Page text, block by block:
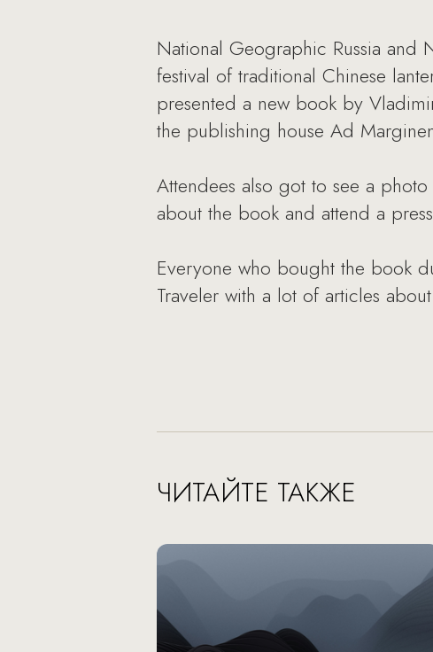
National Geographic Russia and
festival of traditional Chinese
presented a new book by
the publishing house Ad
Attendees also got to see a
about the book and attend a
Everyone who bought the book
Traveler with a lot of articles
ЧИТАЙТЕ ТАКЖЕ